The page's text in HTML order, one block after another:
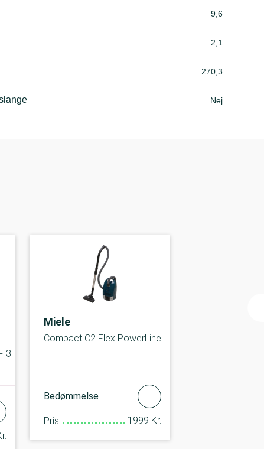
9,6
2,1
270,3
Nej
3
Miele
Compact C2 Flex PowerLine
Bedømmelse
Pris 1999 Kr.